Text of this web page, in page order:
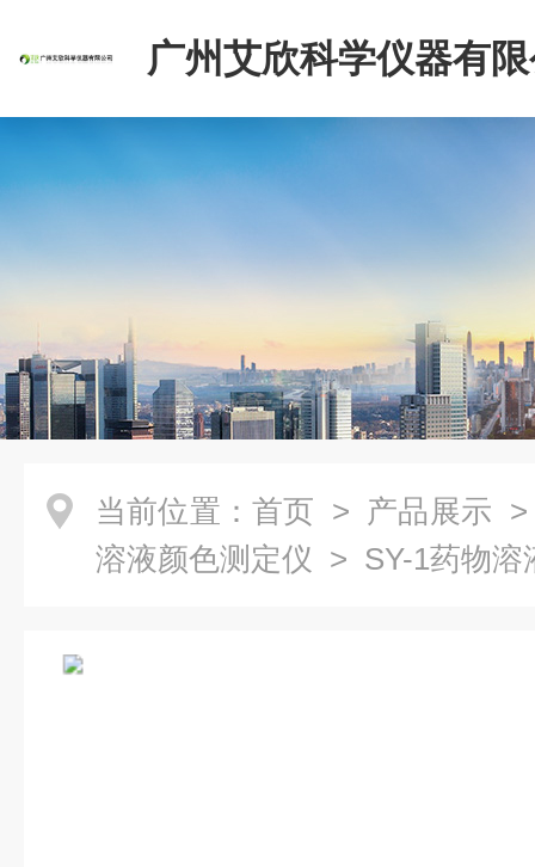
广州艾欣科学仪器有
当前位置： 首页 > 产品展示
溶液颜色测定仪 > SY-1药物溶